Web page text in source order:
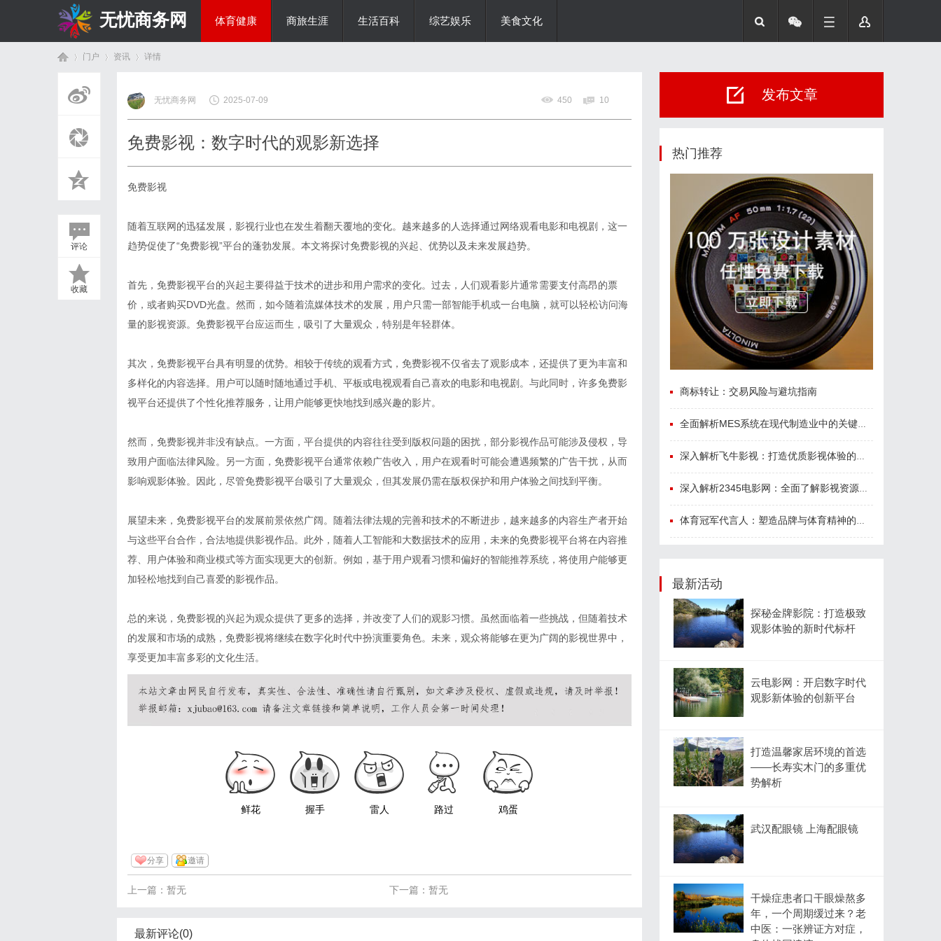
无忧商务网 体育健康 商旅生涯 生活百科 综艺娱乐 美食文化
门户 资讯
›
详情
评论
收藏
无忧商务网 2025-07-09 450 10
免费影视：数字时代的观影新选择
免费影视
随着互联网的迅猛发展，影视行业也在发生着翻天覆地的变化。越来越多的人选择通过网络观看电影和电视剧，这一
趋势促使了“免费影视”平台的蓬勃发展。本文将探讨免费影视的兴起、优势以及未来发展趋势。
首先，免费影视平台的兴起主要得益于技术的进步和用户需求的变化。过去，人们观看影片通常需要支付高昂的票
价，或者购买DVD光盘。然而，如今随着流媒体技术的发展，用户只需一部智能手机或一台电脑，就可以轻松访问海
量的影视资源。免费影视平台应运而生，吸引了大量观众，特别是年轻群体。
其次，免费影视平台具有明显的优势。相较于传统的观看方式，免费影视不仅省去了观影成本，还提供了更为丰富和
多样化的内容选择。用户可以随时随地通过手机、平板或电视观看自己喜欢的电影和电视剧。与此同时，许多免费影
视平台还提供了个性化推荐服务，让用户能够更快地找到感兴趣的影片。
然而，免费影视并非没有缺点。一方面，平台提供的内容往往受到版权问题的困扰，部分影视作品可能涉及侵权，导
致用户面临法律风险。另一方面，免费影视平台通常依赖广告收入，用户在观看时可能会遭遇频繁的广告干扰，从而
影响观影体验。因此，尽管免费影视平台吸引了大量观众，但其发展仍需在版权保护和用户体验之间找到平衡。
展望未来，免费影视平台的发展前景依然广阔。随着法律法规的完善和技术的不断进步，越来越多的内容生产者开始
与这些平台合作，合法地提供影视作品。此外，随着人工智能和大数据技术的应用，未来的免费影视平台将在内容推
荐、用户体验和商业模式等方面实现更大的创新。例如，基于用户观看习惯和偏好的智能推荐系统，将使用户能够更
加轻松地找到自己喜爱的影视作品。
总的来说，免费影视的兴起为观众提供了更多的选择，并改变了人们的观影习惯。虽然面临着一些挑战，但随着技术
的发展和市场的成熟，免费影视将继续在数字化时代中扮演重要角色。未来，观众将能够在更为广阔的影视世界中，
享受更加丰富多彩的文化生活。
鲜花 握手 雷人 路过 鸡蛋
分享 邀请
下一篇：暂无
上一篇：暂无
最新评论(0)
发布文章
热门推荐
商标转让：交易风险与避坑指南
全面解析MES系统在现代制造业中的关键作用与应用前景
深入解析飞牛影视：打造优质影视体验的先锋平台
深入解析2345电影网：全面了解影视资源平台的优势与特色
体育冠军代言人：塑造品牌与体育精神的完美结合
最新活动
探秘金牌影院：打造极致
观影体验的新时代标杆
云电影网：开启数字时代
观影新体验的创新平台
打造温馨家居环境的首选
——长寿实木门的多重优
势解析
武汉配眼镜 上海配眼镜
干燥症患者口干眼燥熬多
年，一个周期缓过来？老
中医：一张辨证方对症，